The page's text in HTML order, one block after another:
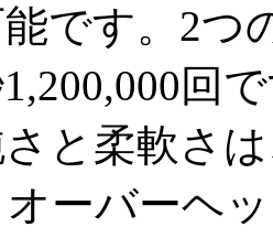
です。2つ
回
と柔軟さ
ーバーヘ